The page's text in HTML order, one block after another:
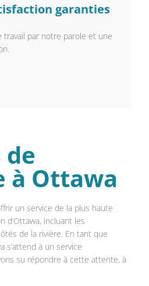
garanties
travail par notre parole et une
de
à Ottawa
un service de la plus haute
d’Ottawa, incluant les
de la rivière. En tant que
s’attend à un service
su répondre à cette attente, à